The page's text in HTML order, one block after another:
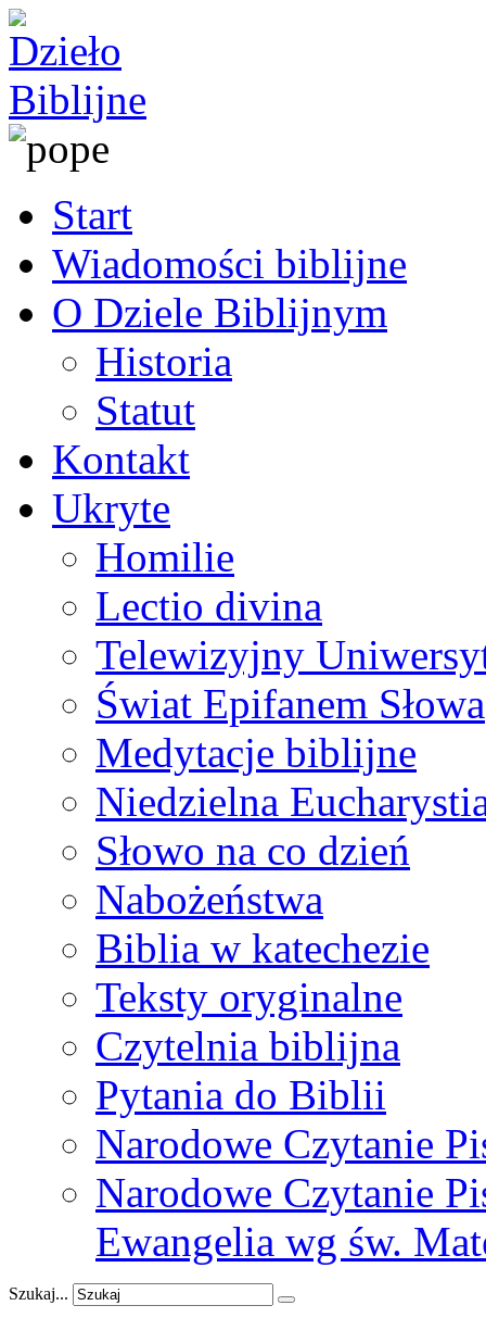
Start
Wiadomości biblijne
O Dziele Biblijnym
Historia
Statut
Kontakt
Ukryte
Homilie
Lectio divina
Telewizyjny
Świat Epifanem Słowa
Medytacje biblijne
Niedzielna
Słowo na co dzień
Nabożeństwa
Biblia w katechezie
Teksty oryginalne
Czytelnia biblijna
Pytania do Biblii
Narodowe Czytanie
Narodowe Czytanie
Ewangelia wg św.
Szukaj...